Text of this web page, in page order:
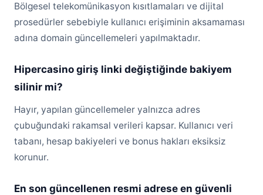
Bölgesel telekomünikasyon kısıtlamaları ve dijital
prosedürler sebebiyle kullanıcı erişiminin aksamaması
adına domain güncellemeleri yapılmaktadır.
Hipercasino giriş linki değiştiğinde bakiyem
silinir mi?
Hayır, yapılan güncellemeler yalnızca adres
çubuğundaki rakamsal verileri kapsar. Kullanıcı veri
tabanı, hesap bakiyeleri ve bonus hakları eksiksiz
korunur.
En son güncellenen resmi adrese en güvenli